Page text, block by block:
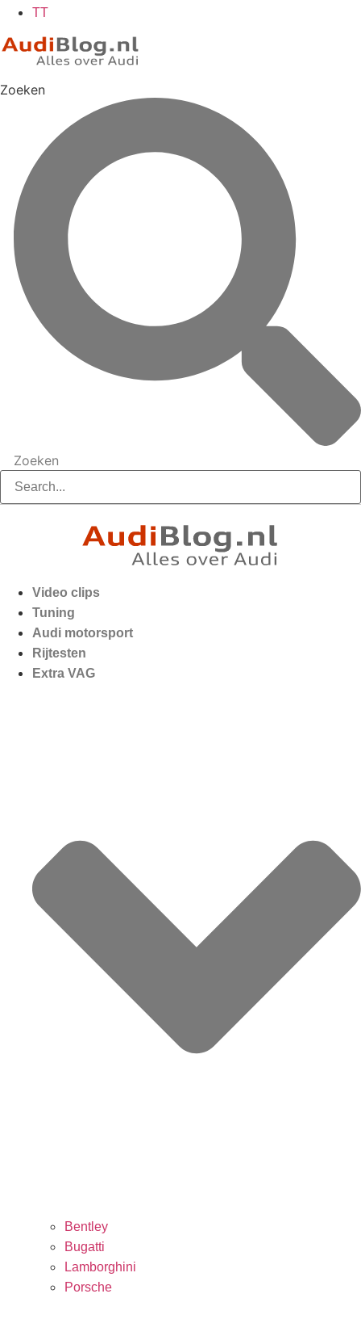
TT
Zoeken
Zoeken
Video clips
Tuning
Audi motorsport
Rijtesten
Extra VAG
Bentley
Bugatti
Lamborghini
Porsche